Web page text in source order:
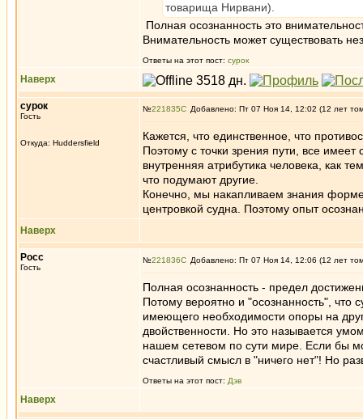
товарища Нирвани).
Полная осознанность это
Внимательность может существовать
Ответы на этот пост: сурок
Наверх
сурок
Гость
Откуда: Huddersfield
№221835 Добавлено: Пт 07 Ноя 14, 12:02 (12 лет
Кажется, что единственное, что
Поэтому с точки зрения пути, все
внутренняя атрибутика человека, как
что подумают другие.
Конечно, мы накапливаем знания
центровкой судна. Поэтому опыт
Наверх
Росс
Гость
№221836 Добавлено: Пт 07 Ноя 14, 12:06 (12 лет
Полная осознанность - предел
Потому вероятно и "осознанность", что
имеющего необходимости опоры на
двойственности. Но это называется
нашем сетевом по сути мире. Если бы
счастливый смысл в "ничего нет"! Но
Ответы на этот пост: Дэв
Наверх